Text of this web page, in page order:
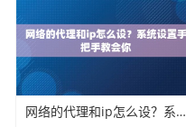
网络的代理和ip怎么设？系统设置手把手教会你